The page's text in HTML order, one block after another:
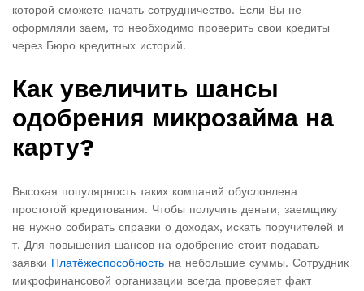
которой сможете начать сотрудничество. Если Вы не
оформляли заем, то необходимо проверить свои кредиты
через Бюро кредитных историй.
Как увеличить шансы
одобрения микрозайма на
карту?
Высокая популярность таких компаний обусловлена
простотой кредитования. Чтобы получить деньги, заемщику
не нужно собирать справки о доходах, искать поручителей и
т. Для повышения шансов на одобрение стоит подавать
заявки Платёжеспособность на небольшие суммы. Сотрудник
микрофинансовой организации всегда проверяет факт